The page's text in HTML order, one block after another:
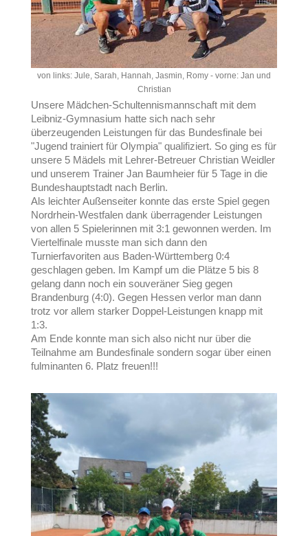
von links: Jule, Sarah, Hannah, Jasmin, Romy - vorne: Jan und
Christian
Unsere Mädchen-Schultennismannschaft mit dem
Leibniz-Gymnasium hatte sich nach sehr
überzeugenden Leistungen für das Bundesfinale bei
"Jugend trainiert für Olympia" qualifiziert. So ging es für
unsere 5 Mädels mit Lehrer-Betreuer Christian Weidler
und unserem Trainer Jan Baumheier für 5 Tage in die
Bundeshauptstadt nach Berlin.
Als leichter Außenseiter konnte das erste Spiel gegen
Nordrhein-Westfalen dank überragender Leistungen
von allen 5 Spielerinnen mit 3:1 gewonnen werden. Im
Viertelfinale musste man sich dann den
Turnierfavoriten aus Baden-Württemberg 0:4
geschlagen geben. Im Kampf um die Plätze 5 bis 8
gelang dann noch ein souveräner Sieg gegen
Brandenburg (4:0). Gegen Hessen verlor man dann
trotz vor allem starker Doppel-Leistungen knapp mit
1:3.
Am Ende konnte man sich also nicht nur über die
Teilnahme am Bundesfinale sondern sogar über einen
fulminanten 6. Platz freuen!!!